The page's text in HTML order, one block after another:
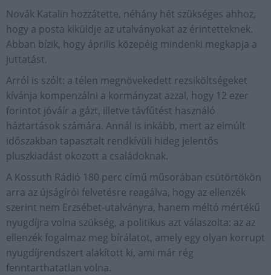
Novák Katalin hozzátette, néhány hét szükséges ahhoz,
hogy a posta kiküldje az utalványokat az érintetteknek.
Abban bízik, hogy április közepéig mindenki megkapja a
juttatást.
Arról is szólt: a télen megnövekedett rezsiköltségeket
kívánja kompenzálni a kormányzat azzal, hogy 12 ezer
forintot jóváír a gázt, illetve távfűtést használó
háztartások számára. Annál is inkább, mert az elmúlt
időszakban tapasztalt rendkívüli hideg jelentős
pluszkiadást okozott a családoknak.
A Kossuth Rádió 180 perc című műsorában csütörtökön
arra az újságírói felvetésre reagálva, hogy az ellenzék
szerint nem Erzsébet-utalványra, hanem méltó mértékű
nyugdíjra volna szükség, a politikus azt válaszolta: az az
ellenzék fogalmaz meg bírálatot, amely egy olyan korrupt
nyugdíjrendszert alakított ki, ami már rég
fenntarthatatlan volna.